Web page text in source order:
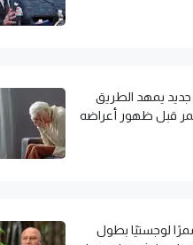
يمهد الطريق
قبل ظهور أعراضه
لوجستيًا بطول